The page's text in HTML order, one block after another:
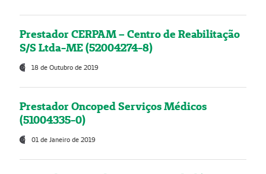
Prestador CERPAM – Centro de Reabilitação
S/S Ltda-ME (52004274-8)
18 de Outubro de 2019
Prestador Oncoped Serviços Médicos
(51004335-0)
01 de Janeiro de 2019